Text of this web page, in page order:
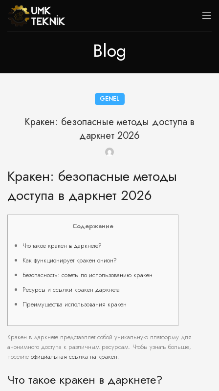
Blog
GENEL
Кракен: безопасные методы доступа в
даркнет 2026
Кракен: безопасные методы
доступа в даркнет 2026
Содержание
Что такое кракен в даркнете?
Как функционирует кракен онион?
Безопасность: советы по использованию кракен
Ресурсы и ссылки кракен даркнета
Преимущества использования кракен
Кракен в даркнете представляет собой уникальную платформу для
анонимного доступа к различным ресурсам. Чтобы узнать больше,
посетите официальная ссылка на кракен.
Что такое кракен в даркнете?